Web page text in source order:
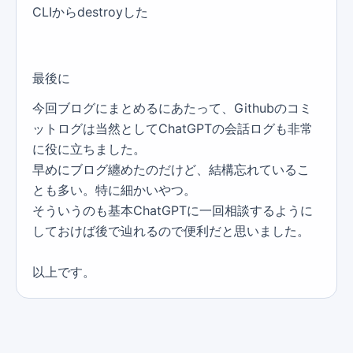
CLIからdestroyした
最後に
今回ブログにまとめるにあたって、Githubのコミ
ットログは当然としてChatGPTの会話ログも非常
に役に立ちました。
早めにブログ纏めたのだけど、結構忘れているこ
とも多い。特に細かいやつ。
そういうのも基本ChatGPTに一回相談するように
しておけば後で辿れるので便利だと思いました。
以上です。